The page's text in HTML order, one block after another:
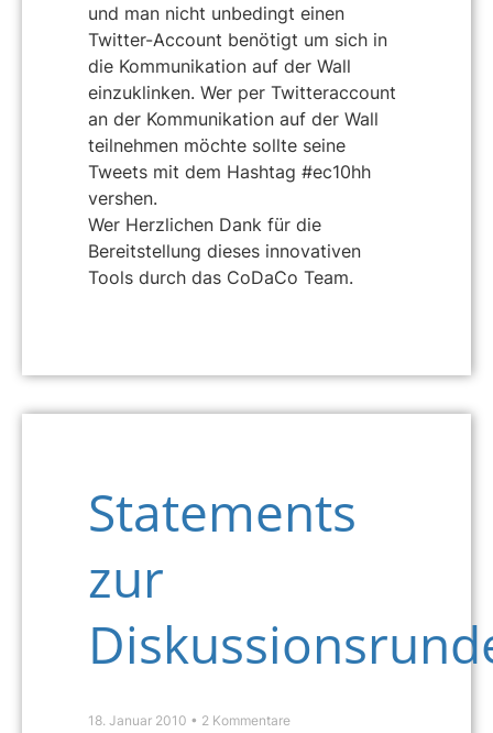
und man nicht unbedingt einen
Twitter-Account benötigt um sich in
die Kommunikation auf der Wall
einzuklinken. Wer per Twitteraccount
an der Kommunikation auf der Wall
teilnehmen möchte sollte seine
Tweets mit dem Hashtag #ec10hh
vershen.
Wer Herzlichen Dank für die
Bereitstellung dieses innovativen
Tools durch das CoDaCo Team.
Statements
zur
18. Januar 2010 2 Kommentare